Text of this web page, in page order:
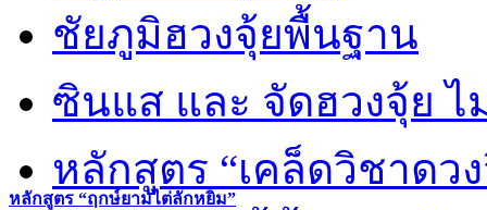
หลักสูตร “ฤกษ์ยามไต่ลักหยิ่ม”
ชัยภูมิฮวงจุ้ยพื้นฐาน
ซินแส และ จัดฮวงจุ้ย ไ
หลักสูตร “เคล็ดวิชาดว